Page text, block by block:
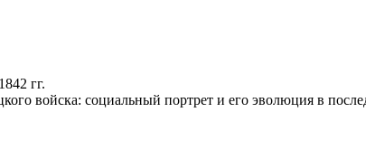
гг.
войска: социальный портрет и его эволюция в